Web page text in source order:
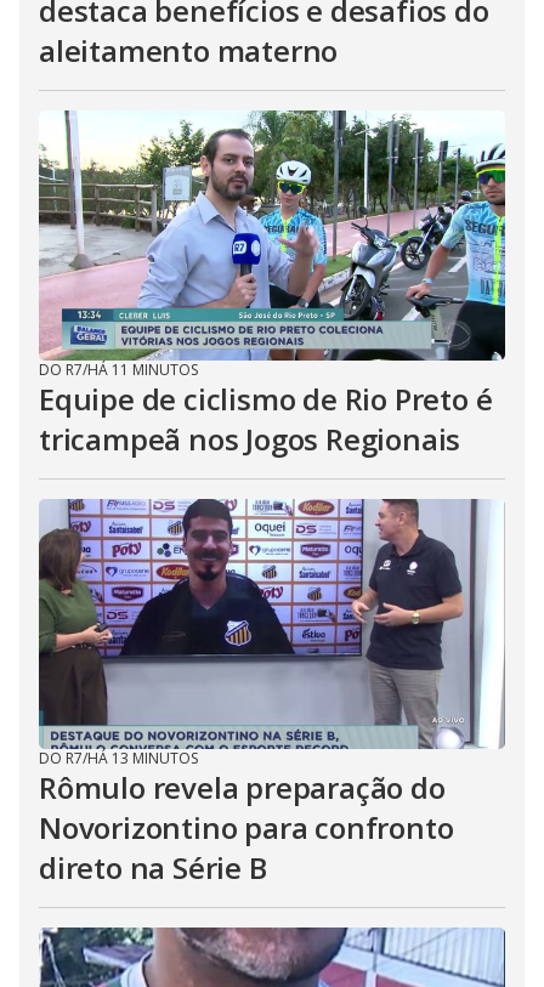
destaca benefícios e desafios do
aleitamento materno
DO R7/HÁ 11 MINUTOS
Equipe de ciclismo de Rio Preto é
tricampeã nos Jogos Regionais
DO R7/HÁ 13 MINUTOS
Rômulo revela preparação do
Novorizontino para confronto
direto na Série B